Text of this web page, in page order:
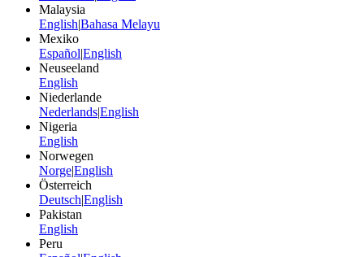
Malaysia
English|Bahasa Melayu
Mexiko
Español|English
Neuseeland
English
Niederlande
Nederlands|English
Nigeria
English
Norwegen
Norge|English
Österreich
Deutsch|English
Pakistan
English
Peru